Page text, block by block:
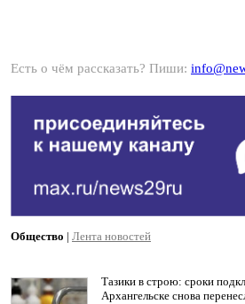
Есть о чём рассказать? Пиши:
Общество | Лента новостей
Тазики в строю: сроки
Архангельске снова